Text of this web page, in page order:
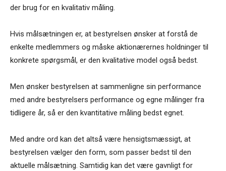
der brug for en kvalitativ måling.
Hvis målsætningen er, at bestyrelsen ønsker at forstå de
enkelte medlemmers og måske aktionærernes holdninger til
konkrete spørgsmål, er den kvalitative model også bedst.
Men ønsker bestyrelsen at sammenligne sin performance
med andre bestyrelsers performance og egne målinger fra
tidligere år, så er den kvantitative måling bedst egnet.
Med andre ord kan det altså være hensigtsmæssigt, at
bestyrelsen vælger den form, som passer bedst til den
aktuelle målsætning. Samtidig kan det være gavnligt for